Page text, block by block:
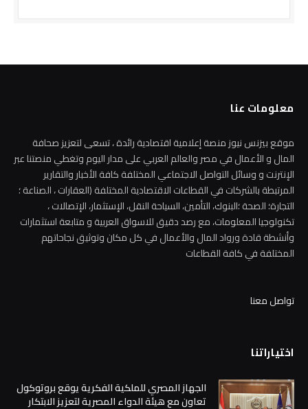
معلومات عنا
موقع بيزنس نيوز منصة إعلامية اقتصادية رائدة ، تسعى لتعزيز صحافة
المال و الأعمال في مصر والعالم العربي على مدار اليوم وتغطي منصتنا عبر
الإنترنت و وسائل التواصل الاجتماعي المختلفة كافة الأخبار والتقارير
المرتبطة بالشركات في القطاعات الاقتصادية المختلفة (العقارات ، الصناعة ؛
التجارة؛ الصحة ؛البنوك، التأمين، السياحة النقل، الإستثمار، الإتصالات ،
تكنولوجيا المعلومات، مع رصد دقيق للاسواق العربية و متابعة استثمارات
وأنشطة قادة ورواد المال والأعمال في كل مكان وتوثيق نجاحاتهم
المختلفة في كافة القطاعات
تواصل معنا
اختياراتنا
الجهاز المصري للملكية الفكرية يوقع بروتوكول
تعاون مع هيئة الدواء المصرية لتعزيز الابتكار